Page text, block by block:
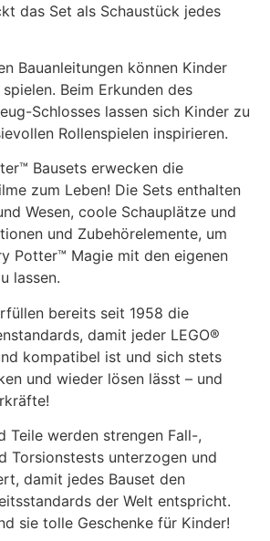
das Set als Schaustück jedes
Bauanleitungen können Kinder
Beim Erkunden des
Schlosses lassen sich Kinder zu
Rollenspielen inspirieren.
Bausets erwecken die
zum Leben! Die Sets enthalten
Wesen, coole Schauplätze und
und Zubehörelemente, um
Potter™ Magie mit den eigenen
lassen.
bereits seit 1958 die
damit jeder LEGO®
kompatibel ist und sich stets
und wieder lösen lässt – und
Teile werden strengen Fall-,
Torsionstests unterzogen und
damit jedes Bauset den
der Welt entspricht.
sie tolle Geschenke für Kinder!